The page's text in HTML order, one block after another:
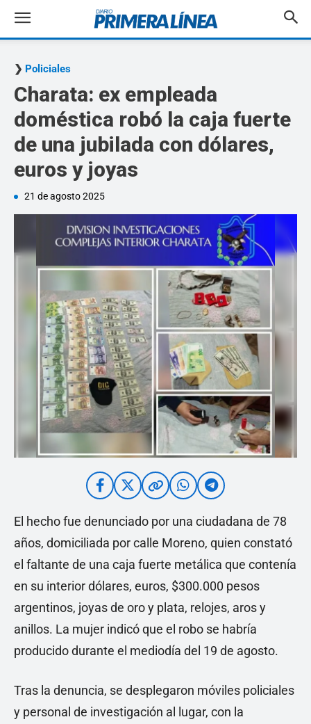
Policiales
Charata: ex empleada
doméstica robó la caja fuerte
de una jubilada con dólares,
euros y joyas
21 de agosto 2025
El hecho fue denunciado por una ciudadana de 78
años, domiciliada por calle Moreno, quien constató
el faltante de una caja fuerte metálica que contenía
en su interior dólares, euros, $300.000 pesos
argentinos, joyas de oro y plata, relojes, aros y
anillos. La mujer indicó que el robo se habría
producido durante el mediodía del 19 de agosto.
Tras la denuncia, se desplegaron móviles policiales
y personal de investigación al lugar, con la